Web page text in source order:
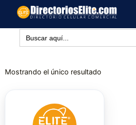
contenido
Buscar:
Mostrando el único resultado